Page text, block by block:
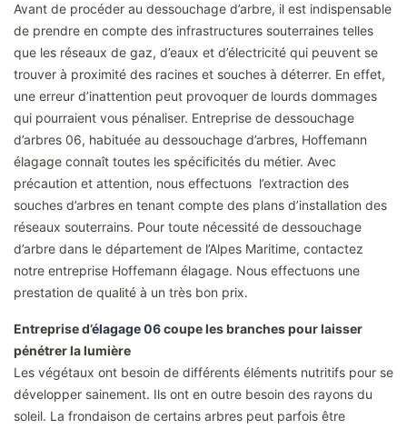
Avant de procéder au dessouchage d’arbre, il est indispensable
de prendre en compte des infrastructures souterraines telles
que les réseaux de gaz, d’eaux et d’électricité qui peuvent se
trouver à proximité des racines et souches à déterrer. En effet,
une erreur d’inattention peut provoquer de lourds dommages
qui pourraient vous pénaliser. Entreprise de dessouchage
d’arbres 06, habituée au dessouchage d’arbres, Hoffemann
élagage connaît toutes les spécificités du métier. Avec
précaution et attention, nous effectuons l’extraction des
souches d’arbres en tenant compte des plans d’installation des
réseaux souterrains. Pour toute nécessité de dessouchage
d’arbre dans le département de l’Alpes Maritime, contactez
notre entreprise Hoffemann élagage. Nous effectuons une
prestation de qualité à un très bon prix.
Entreprise d’élagage 06coupe les branches pour laisser
pénétrer la lumière
Les végétaux ont besoin de différents éléments nutritifs pour se
développer sainement. Ils ont en outre besoin des rayons du
soleil. La frondaison de certains arbres peut parfois être